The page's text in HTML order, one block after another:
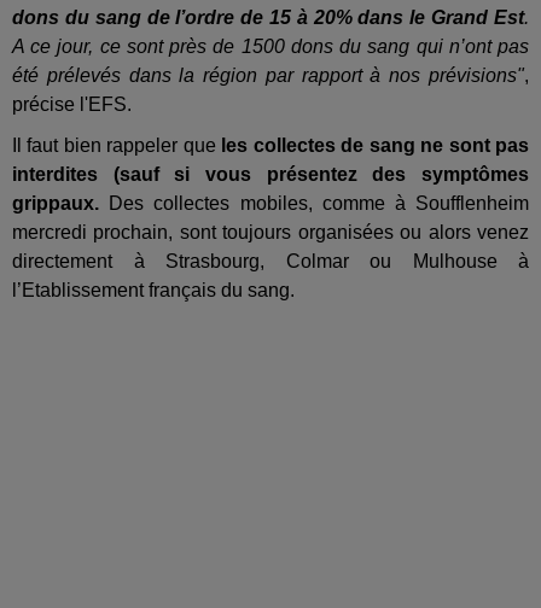
dons du sang de l’ordre de 15 à 20% dans le Grand Est.
A ce jour, ce sont près de 1500 dons du sang qui n’ont pas
été prélevés dans la région par rapport à nos prévisions",
précise l'EFS.
Il faut bien rappeler que les collectes de sang ne sont pas
interdites (sauf si vous présentez des symptômes
grippaux.
Des collectes mobiles, comme à Soufflenheim
mercredi prochain, sont toujours organisées ou alors venez
directement à Strasbourg, Colmar ou Mulhouse à
l’Etablissement français du sang.